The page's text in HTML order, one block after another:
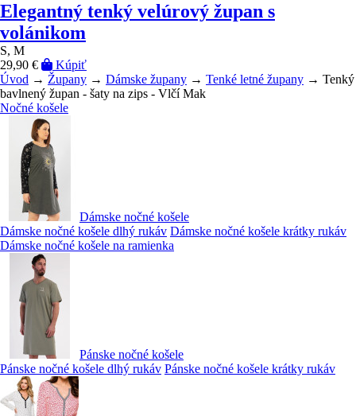
Elegantný tenký velúrový župan s
volánikom
S, M
29,90 €
Kúpiť
Úvod → Župany → Dámske župany → Tenké letné župany → Tenký
bavlnený župan - šaty na zips - Vlčí Mak
Nočné košele
Dámske nočné košele
Dámske nočné košele dlhý rukáv Dámske nočné košele krátky rukáv
Dámske nočné košele na ramienka
Pánske nočné košele
Pánske nočné košele dlhý rukáv Pánske nočné košele krátky rukáv